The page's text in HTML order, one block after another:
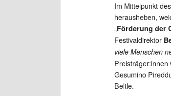
Im Mittelpunkt
herausheben,
„Förderung der
Festivaldirektor
viele Menschen
Preisträger:innen
Gesumino
Beltle.